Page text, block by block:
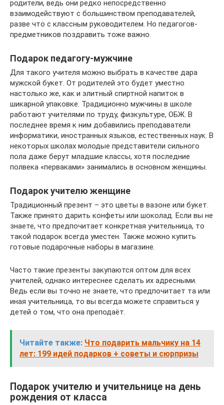
родители, ведь они редко непосредственно
взаимодействуют с большинством преподавателей,
разве что с классным руководителем. Но педагогов-
предметников поздравить тоже важно.
Подарок педагогу-мужчине
Для такого учителя можно выбрать в качестве дара
мужской букет. От родителей это будет уместно
настолько же, как и элитный спиртной напиток в
шикарной упаковке. Традиционно мужчины в школе
работают учителями по труду, физкультуре, ОБЖ. В
последнее время к ним добавились преподаватели
информатики, иностранных языков, естественных наук. В
некоторых школах молодые представители сильного
пола даже берут младшие классы, хотя последние
полвека «перваками» занимались в основном женщины.
Подарок учителю женщине
Традиционный презент – это цветы в вазоне или букет.
Также принято дарить конфеты или шоколад. Если вы не
знаете, что предпочитает конкретная учительница, то
такой подарок всегда уместен. Также можно купить
готовые подарочные наборы в магазине.
Часто такие презенты закупаются оптом для всех
учителей, однако интереснее сделать их адресными.
Ведь если вы точно не знаете, что предпочитает та или
иная учительница, то вы всегда можете справиться у
детей о том, что она преподаёт.
Читайте также: Что подарить мальчику на 14
лет: 199 идей подарков + советы и сюрпризы
Подарок учителю и учительнице на день
рождения от класса